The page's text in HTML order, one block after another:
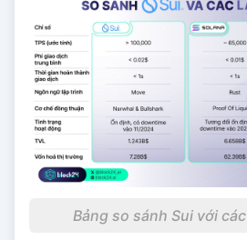
Bảng so sánh Sui với